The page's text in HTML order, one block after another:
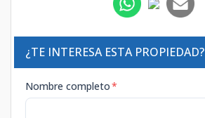
¿TE INTERESA ESTA PROPIEDAD?
Nombre completo*